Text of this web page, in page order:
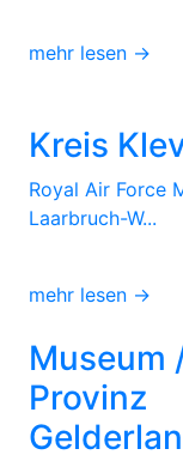
mehr lesen →
Kreis
Royal Air Force
Laarbruch-W...
mehr lesen →
Museum
Provinz